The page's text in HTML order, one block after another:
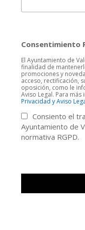
Consentimiento
El Ayuntamiento de
finalidad de
promociones y
acceso, rectificación,
oposición, como le
Aviso Legal. Para
Privacidad y Aviso
Consiento el
Ayuntamiento de
normativa RGPD.